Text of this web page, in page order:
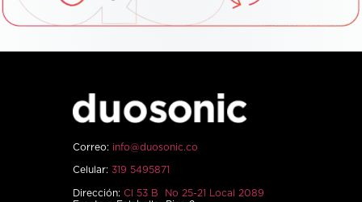
Correo: info@duosonic.co
Celular: 319 5495871
Dirección: Cl 53 B No 25-21 Local 2089